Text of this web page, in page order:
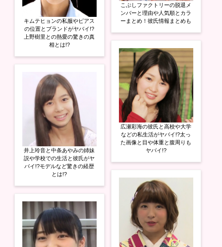
キムテヒョンの私服やピアス
の位置とブランドがヤバイ!?
上野樹里との熱愛の驚きの真
相とは!?
井上玲音と中条あやみの姉妹
説や学校での生活と彼氏がヤ
バイ!?モデルなど驚きの経歴
とは!?
こぶしファクトリーの脱退メ
ンバーと理由や人気順とカラ
ーまとめ！彼氏情報まとめも
広瀬彩海の彼氏と高校や大学
などの私生活がヤバイ!?太っ
た画像と目や体重と腹周りも
ヤバイ!?